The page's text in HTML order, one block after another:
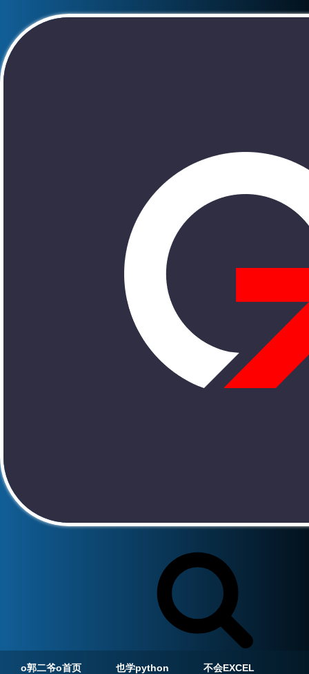
o郭二爷o首页 也学python 不会EXCEL